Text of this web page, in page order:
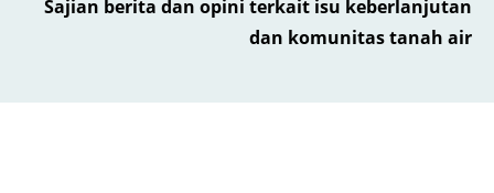
Sajian berita dan opini terkait isu keberlanjutan
dan komunitas tanah air